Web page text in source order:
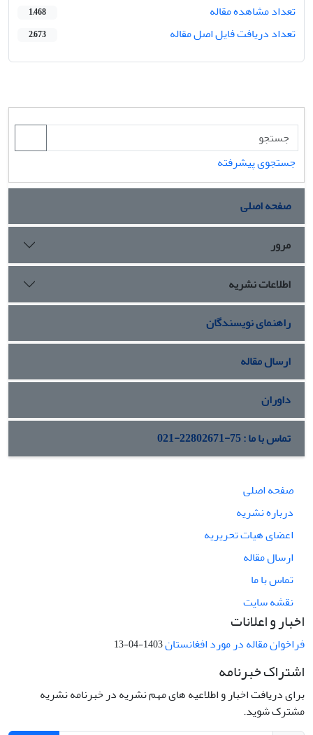
تعداد مشاهده مقاله
1,468
تعداد دریافت فایل اصل مقاله 2,673
جستجوی پیشرفته
صفحه اصلی
مرور
اطلاعات نشریه
راهنمای نویسندگان
ارسال مقاله
داوران
تماس با ما : 75-22802671-021
صفحه اصلی
درباره نشریه
اعضای هیات تحریریه
ارسال مقاله
تماس با ما
نقشه سایت
اخبار و اعلانات
فراخوان مقاله در مورد افغانستان1403-04-13
اشتراک خبرنامه
برای دریافت اخبار و اطلاعیه های مهم نشریه در خبرنامه نشریه
مشترک شوید.